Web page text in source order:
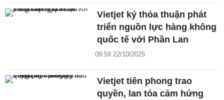
Vietjet ký thỏa thuận phát
triển nguồn lực hàng không
quốc tế với Phần Lan
09:59 22/10/2025
Vietjet tiên phong trao
quyền, lan tỏa cảm hứng